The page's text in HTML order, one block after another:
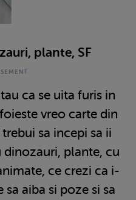
plante, SF
ca se uita furis in
vreo carte din
sa incepi sa ii
plante, cu
ce crezi ca i-
aiba si poze si sa